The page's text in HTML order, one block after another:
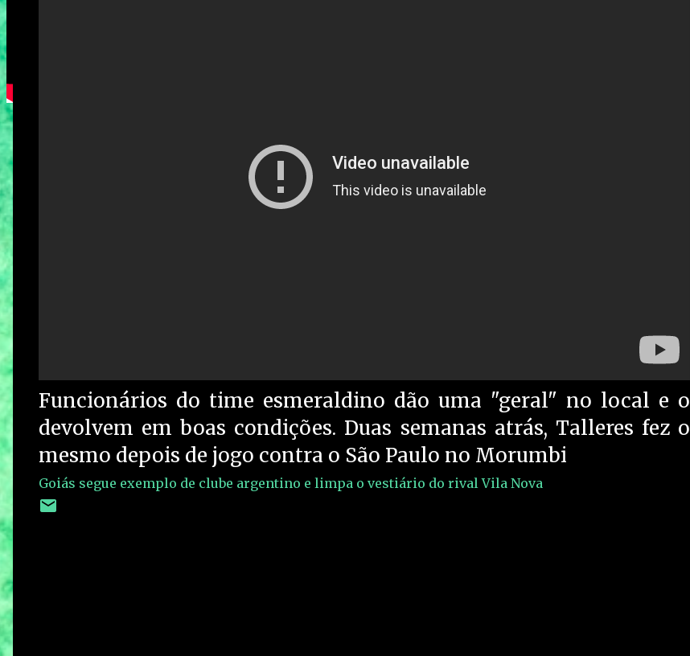
Funcionários do time esmeraldino dão uma "geral" no local e o
devolvem em boas condições. Duas semanas atrás, Talleres fez o
mesmo depois de jogo contra o São Paulo no Morumbi
Goiás segue exemplo de clube argentino e limpa o vestiário do rival Vila Nova